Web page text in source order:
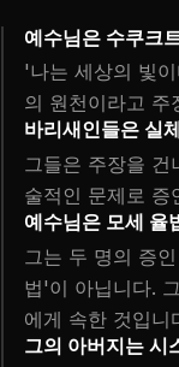
예수님은 수쿠크
'나는 세상의 빛
의 원천이라고 주
바리새인들은 실
그들은 주장을 건
술적인 문제로 증
예수님은 모세 율
그는 두 명의 증
법'이 아닙니다.
에게 속한 것입니
그의 아버지는 시